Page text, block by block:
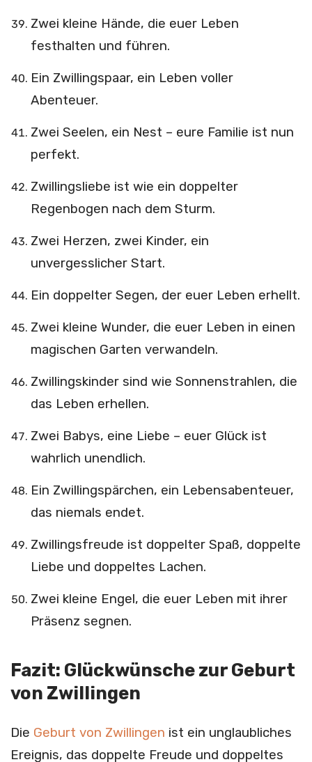
Zwei kleine Hände, die euer Leben
festhalten und führen.
Ein Zwillingspaar, ein Leben voller
Abenteuer.
Zwei Seelen, ein Nest – eure Familie ist nun
perfekt.
Zwillingsliebe ist wie ein doppelter
Regenbogen nach dem Sturm.
Zwei Herzen, zwei Kinder, ein
unvergesslicher Start.
Ein doppelter Segen, der euer Leben erhellt.
Zwei kleine Wunder, die euer Leben in einen
magischen Garten verwandeln.
Zwillingskinder sind wie Sonnenstrahlen, die
das Leben erhellen.
Zwei Babys, eine Liebe – euer Glück ist
wahrlich unendlich.
Ein Zwillingspärchen, ein Lebensabenteuer,
das niemals endet.
Zwillingsfreude ist doppelter Spaß, doppelte
Liebe und doppeltes Lachen.
Zwei kleine Engel, die euer Leben mit ihrer
Präsenz segnen.
Fazit: Glückwünsche zur Geburt
von Zwillingen
Die Geburt von Zwillingen ist ein unglaubliches
Ereignis, das doppelte Freude und doppeltes